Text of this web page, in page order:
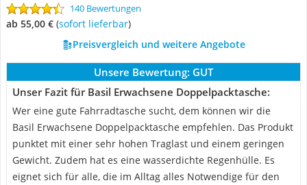
140 Bewertungen
ab 55,00 € ( Sofort lieferbar)
Preisvergleich und weitere Angebote
Unsere Bewertung: GUT
Unser Fazit für Basil Erwachsene Doppelpacktasche:
Wer eine gute Fahrradtasche sucht, dem können wir die
Basil Erwachsene Doppelpacktasche empfehlen. Das Produkt
punktet mit einer sehr hohen Traglast und einem geringen
Gewicht. Zudem hat es eine wasserdichte Regenhülle. Es
eignet sich für alle, die im Alltag alles Notwendige für den